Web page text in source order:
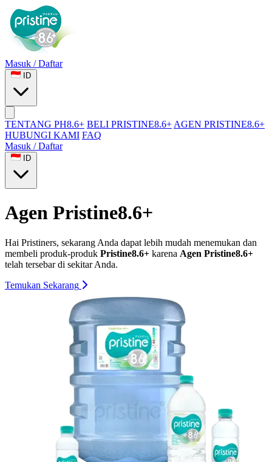
Masuk / Daftar
ID
TENTANG PH8.6+ BELI PRISTINE8.6+ AGEN PRISTINE8.6+
HUBUNGI KAMI FAQ
Masuk / Daftar
ID
Agen Pristine8.6+
Hai Pristiners, sekarang Anda dapat lebih mudah menemukan dan
membeli produk-produk Pristine8.6+ karena Agen Pristine8.6+
telah tersebar di sekitar Anda.
Temukan Sekarang